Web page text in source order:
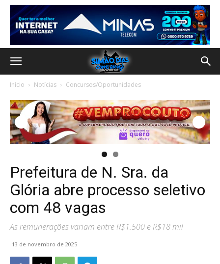
Início Notícias Concursos/Oportunidades
Prefeitura de N. Sra. da
Glória abre processo seletivo
com 48 vagas
As remunerações variam entre R$1.500 e R$18 mil
13 de novembro de 2025